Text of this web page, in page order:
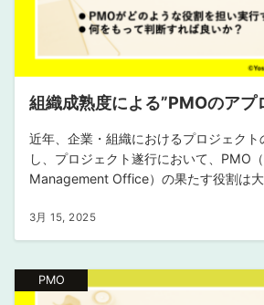
組織成熟度による”PMOのアプ
近年、企業・組織におけるプロジェクト
し、プロジェクト遂行において、PMO
Management Office）の果たす役割は
3月 15, 2025
PMO